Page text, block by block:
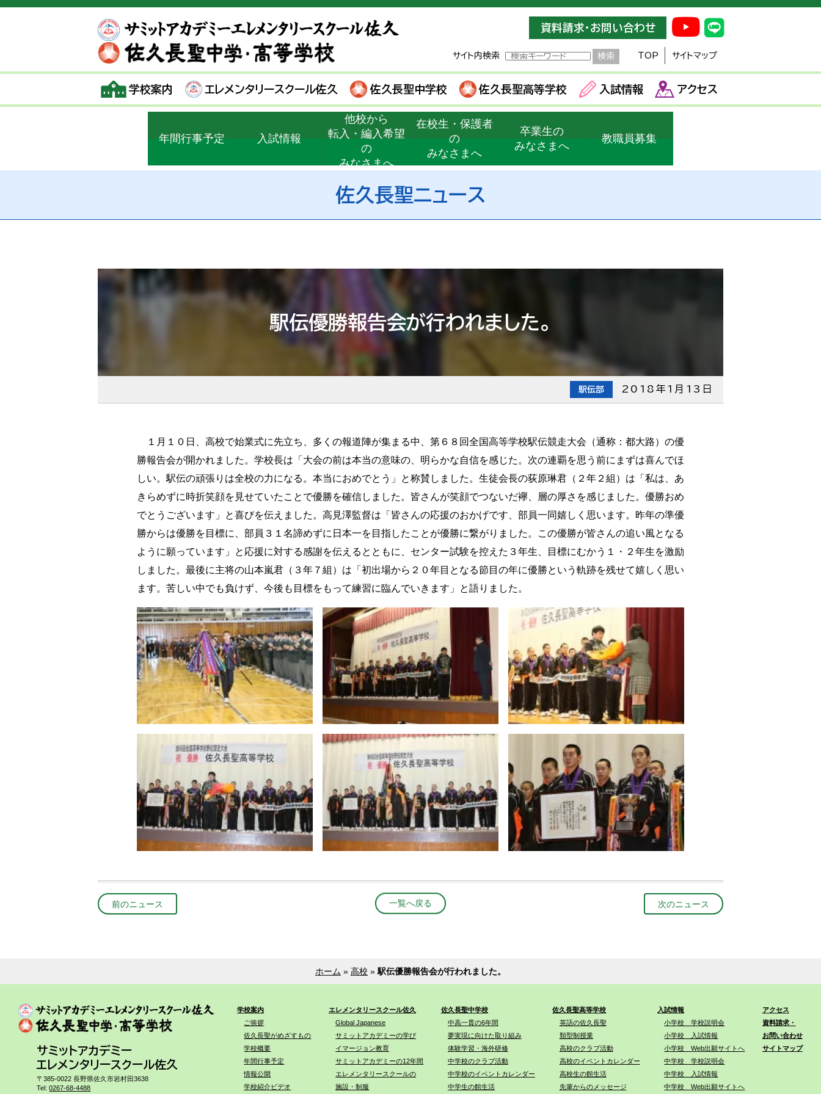
資料請求・お問い合わせ
サイト内検索 TOP サイトマップ
学校案内 エレメンタリースクール佐久 佐久長聖中学校 佐久長聖高等学校 入試情報 アクセス
年間行事予定 入試情報
他校から
転入・編入希望
の
みなさまへ
在校生・保護者
の
みなさまへ
卒業生の
みなさまへ
教職員募集
佐久長聖ニュース
駅伝優勝報告会が行われました。
駅伝部 2018年1月13日
１月１０日、高校で始業式に先立ち、多くの報道陣が集まる中、第６８回全国高等学校駅伝競走大会（通称：都大路）の優
勝報告会が開かれました。学校長は「大会の前は本当の意味の、明らかな自信を感じた。次の連覇を思う前にまずは喜んでほ
しい。駅伝の頑張りは全校の力になる。本当におめでとう」と称賛しました。生徒会長の荻原琳君（２年２組）は「私は、あ
きらめずに時折笑顔を見せていたことで優勝を確信しました。皆さんが笑顔でつないだ襷、層の厚さを感じました。優勝おめ
でとうございます」と喜びを伝えました。高見澤監督は「皆さんの応援のおかげです、部員一同嬉しく思います。昨年の準優
勝からは優勝を目標に、部員３１名諦めずに日本一を目指したことが優勝に繋がりました。この優勝が皆さんの追い風となる
ように願っています」と応援に対する感謝を伝えるとともに、センター試験を控えた３年生、目標にむかう１・２年生を激励
しました。最後に主将の山本嵐君（３年７組）は「初出場から２０年目となる節目の年に優勝という軌跡を残せて嬉しく思い
ます。苦しい中でも負けず、今後も目標をもって練習に臨んでいきます」と語りました。
前のニュース 一覧へ戻る 次のニュース
ホーム » 高校 » 駅伝優勝報告会が行われました。
サミットアカデミー
エレメンタリースクール佐久
〒385-0022 長野県佐久市岩村田3638
Tel:0267-68-4488
学校案内
ご挨拶
佐久長聖がめざすもの
学校概要
年間行事予定
情報公開
学校紹介ビデオ
エレメンタリースクール佐久
Global Japanese
サミットアカデミーの学び
イマージョン教育
サミットアカデミーの12年間
エレメンタリースクールの
施設・制服
佐久長聖中学校
中高一貫の6年間
夢実現に向けた取り組み
体験学習・海外研修
中学校のクラブ活動
中学校のイベントカレンダー
中学生の館生活
佐久長聖高等学校
英語の佐久長聖
類型制授業
高校のクラブ活動
高校のイベントカレンダー
高校生の館生活
先輩からのメッセージ
入試情報
小学校 学校説明会
小学校 入試情報
小学校 Web出願サイトへ
中学校 学校説明会
中学校 入試情報
中学校 Web出願サイトへ
アクセス
資料請求・
お問い合わせ
サイトマップ